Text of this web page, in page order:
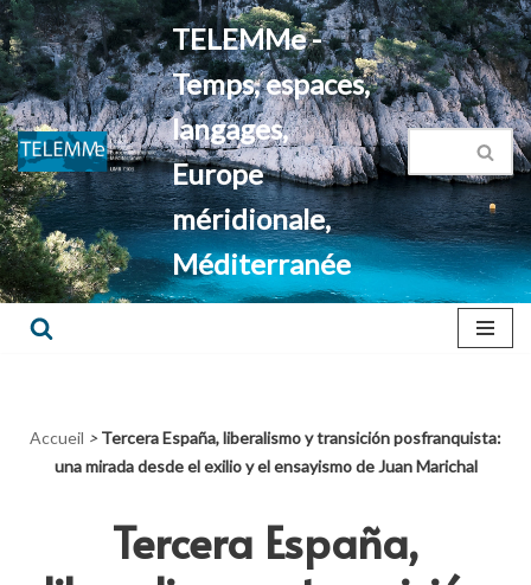
Aller
au
contenu
TELEMMe -
Temps, espaces,
langages,
Europe
méridionale,
Méditerranée
Accueil > Tercera España, liberalismo y transición posfranquista:
una mirada desde el exilio y el ensayismo de Juan Marichal
Tercera España,